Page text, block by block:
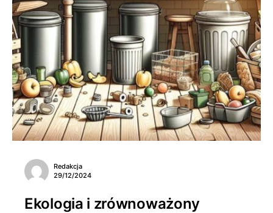
Redakcja
29/12/2024
Ekologia i zrównoważony